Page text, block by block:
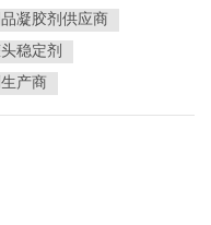
凝胶剂供应商
稳定剂
产商